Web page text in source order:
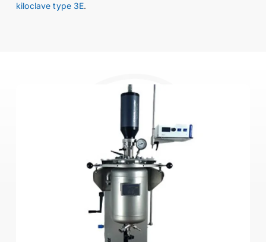
kiloclave type 3E.